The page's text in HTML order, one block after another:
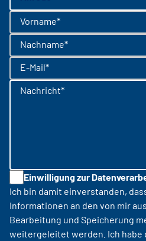
Vorname*
Nachname*
E-Mail*
Nachricht*
Einwilligung zur
Ich bin damit einverstanden,
Informationen an den von mir
Bearbeitung und Speicherung
weitergeleitet werden. Ich habe